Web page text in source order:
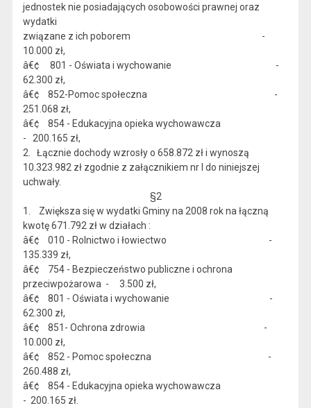
jednostek nie posiadających osobowości prawnej oraz
wydatki
związane z ich poborem -
10.000 zł,
â€¢ 801 - Oświata i wychowanie -
62.300 zł,
â€¢ 852-Pomoc społeczna -
251.068 zł,
â€¢ 854 - Edukacyjna opieka wychowawcza
- 200.165 zł,
2. Łącznie dochody wzrosły o 658.872 zł i wynoszą
10.323.982 zł zgodnie z załącznikiem nr l do niniejszej
uchwały.
§2
1. Zwiększa się w wydatki Gminy na 2008 rok na łączną
kwotę 671.792 zł w działach :
â€¢ 010 - Rolnictwo i łowiectwo -
135.339 zł,
â€¢ 754 - Bezpieczeństwo publiczne i ochrona
przeciwpożarowa - 3.500 zł,
â€¢ 801 - Oświata i wychowanie -
62.300 zł,
â€¢ 851- Ochrona zdrowia -
10.000 zł,
â€¢ 852 - Pomoc społeczna -
260.488 zł,
â€¢ 854 - Edukacyjna opieka wychowawcza
- 200.165 zł.